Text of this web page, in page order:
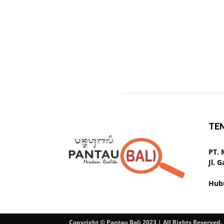
PT.
Jl.